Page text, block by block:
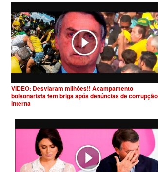
VÍDEO: Desviaram milhões!! Acampamento
bolsonarista tem briga após denúncias de corrupção
interna